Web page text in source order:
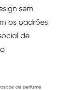
sem
os padrões
de
de perfume